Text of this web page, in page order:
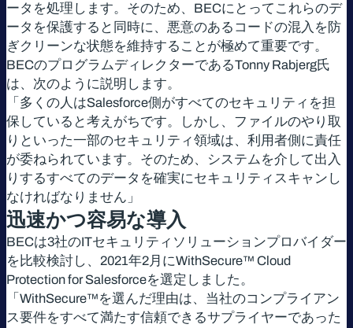
ータを処理します。そのため、BECにとってこれらのデ
ータを保護すると同時に、悪意のあるコードの混入を防
ぎクリーンな状態を維持することが極めて重要です。
BECのプログラムディレクターであるTonny Rabjerg氏
は、次のように説明します。
「多くの人はSalesforce側がすべてのセキュリティを担
保していると考えがちです。しかし、ファイルのやり取
りといった一部のセキュリティ領域は、利用者側に責任
が委ねられています。そのため、システムを介して出入
りするすべてのデータを確実にセキュリティスキャンし
なければなりません」
迅速かつ容易な導入
BECは3社のITセキュリティソリューションプロバイダー
を比較検討し、2021年2月にWithSecure™ Cloud
Protection for Salesforceを選定しました。
「WithSecure™を選んだ理由は、当社のコンプライアン
ス要件をすべて満たす信頼できるサプライヤーであった